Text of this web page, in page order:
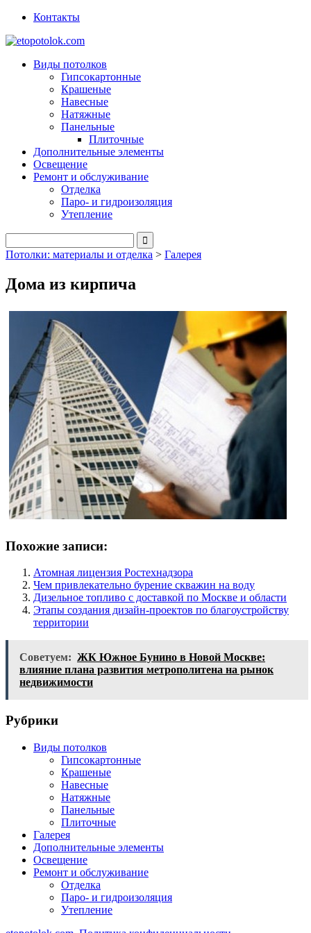
Контакты
Виды потолков
Гипсокартонные
Крашеные
Навесные
Натяжные
Панельные
Плиточные
Дополнительные элементы
Освещение
Ремонт и обслуживание
Отделка
Паро- и гидроизоляция
Утепление
Потолки: материалы и отделка > Галерея
Дома из кирпича
Похожие записи:
Атомная лицензия Ростехнадзора
Чем привлекательно бурение скважин на воду
Дизельное топливо с доставкой по Москве и области
Этапы создания дизайн-проектов по благоустройству
территории
Советуем: ЖК Южное Бунино в Новой Москве:
влияние плана развития метрополитена на рынок
недвижимости
Рубрики
Виды потолков
Гипсокартонные
Крашеные
Навесные
Натяжные
Панельные
Плиточные
Галерея
Дополнительные элементы
Освещение
Ремонт и обслуживание
Отделка
Паро- и гидроизоляция
Утепление